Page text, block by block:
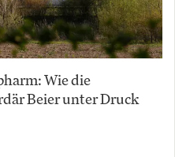
Wie die
Beier unter Druck